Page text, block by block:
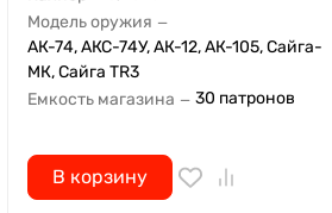
Модель оружия —
АК-74, АКС-74У, АК-12, АК-105, Сайга-
МК, Сайга TR3
Емкость магазина — 30 патронов
В корзину